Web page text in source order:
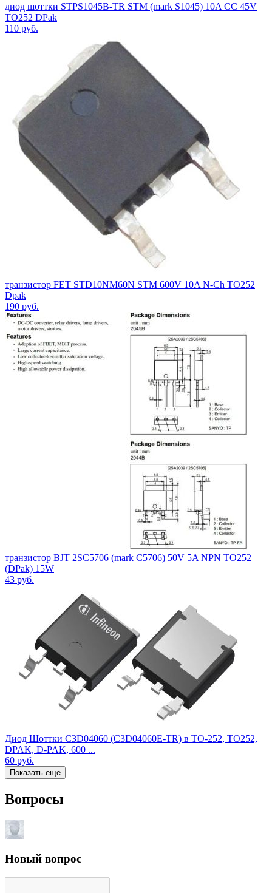
диод шоттки STPS1045B-TR STM (mark S1045) 10A CC 45V
TO252 DPak
110 руб.
транзистор FET STD10NM60N STM 600V 10A N-Ch TO252
Dpak
190 руб.
транзистор BJT 2SC5706 (mark C5706) 50V 5A NPN TO252
(DPak) 15W
43 руб.
Диод Шоттки C3D04060 (C3D04060E-TR) в TO-252, TO252,
DPAK, D-PAK, 600 ...
60 руб.
Показать еще
Вопросы
Новый вопрос